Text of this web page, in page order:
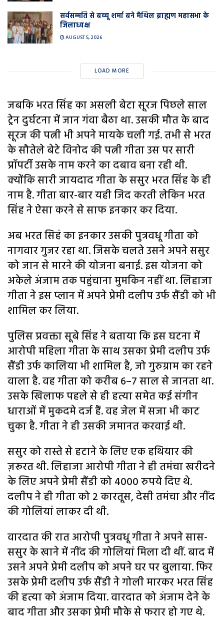
सर्वसम्मति से बच्चू शर्मा बने मैथिल ब्राह्मण महासभा के
जिलाध्यक्ष
AUGUST 5, 2026
LOAD MORE
जबकि भरत सिंह का असली बेटा सूरज पिछले साल
ट्रेन दुर्घटना में जान गंवा बैठा था. उसकी मौत के बाद
सूरज की पत्नी भी अपने मायके चली गई. तभी से भरत
के सौतेले बेटे विनोद की पत्नी गीता उस पर सारी
प्रॉपर्टी उसके नाम करने का दबाव बना रही थी.
क्योंकि सारी जायदाद गीता के ससुर भरत सिंह के ही
नाम है. गीता बार-बार यही जिद करती लेकिन भरत
सिंह ने ऐसा करने से साफ इनकार कर दिया.
अब भरत सिहं का इनकार उसकी पुत्रवधू गीता को
नागवार गुजर रहा था. जिसके चलते उसने अपने ससुर
को जान से मारने की योजना बनाई. इस योजना को
अकेले अंजाम तक पहुंचाना मुमकिन नहीं था. लिहाजा
गीता ने इस प्लान में अपने प्रेमी दलीप उर्फ सैंडी को भी
शामिल कर लिया.
पुलिस प्रवक्ता सूबे सिंह ने बताया कि इस घटना में
आरोपी महिला गीता के साथ उसका प्रेमी दलीप उर्फ
सैंडी उर्फ कालिया भी शामिल है, जो गुरुग्राम का रहने
वाला है. वह गीता को करीब 6–7 साल से जानता था.
उसके खिलाफ पहले से ही हत्या समेत कई संगीन
धाराओं में मुकदमे दर्ज हैं. वह जेल में सजा भी काट
चुका है. गीता ने ही उसकी जमानत करवाई थी.
ससुर को रास्ते से हटाने के लिए एक हथियार की
ज़रूरत थी. लिहाजा आरोपी गीता ने ही तमंचा खरीदने
के लिए अपने प्रेमी सैंडी को 4000 रुपये दिए थे.
दलीप ने ही गीता को 2 कारतूस, देसी तमंचा और नींद
की गोलियां लाकर दी थी.
वारदात की रात आरोपी पुत्रवधू गीता ने अपने सास-
ससुर के खाने में नींद की गोलियां मिला दी थीं. बाद में
उसने अपने प्रेमी दलीप को अपने घर पर बुलाया. फिर
उसके प्रेमी दलीप उर्फ सैंडी ने गोली मारकर भरत सिंह
की हत्या को अंजाम दिया. वारदात को अंजाम देने के
बाद गीता और उसका प्रेमी मौके से फरार हो गए थे.